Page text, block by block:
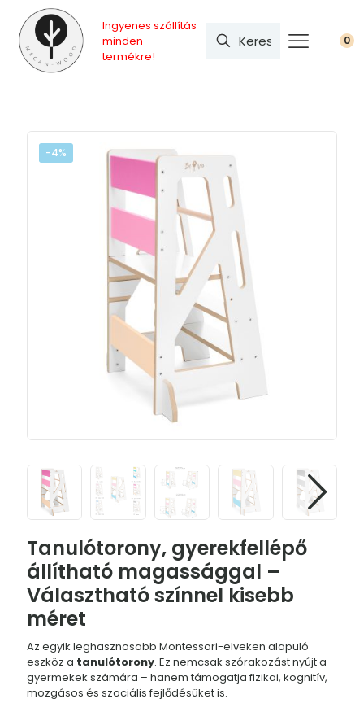
Ingyenes szállítás
minden
termékre!
0
-4%
Tanulótorony, gyerekfellépő
állítható magassággal –
Választható színnel kisebb
méret
Az egyik leghasznosabb Montessori-elveken alapuló
eszköz a tanulótorony. Ez nemcsak szórakozást nyújt a
gyermekek számára – hanem támogatja fizikai, kognitív,
mozgásos és szociális fejlődésüket is.